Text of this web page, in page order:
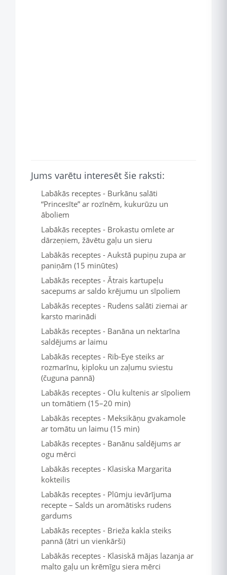
Jums varētu interesēt šie raksti:
Labākās receptes - Burkānu salāti
“Princesīte” ar rozīnēm, kukurūzu un
āboliem
Labākās receptes - Brokastu omlete ar
dārzeņiem, žāvētu gaļu un sieru
Labākās receptes - Aukstā pupiņu zupa ar
paniņām (15 minūtes)
Labākās receptes - Ātrais kartupeļu
sacepums ar saldo krējumu un sīpoliem
Labākās receptes - Rudens salāti ziemai ar
karsto marinādi
Labākās receptes - Banāna un nektarīna
saldējums ar laimu
Labākās receptes - Rib-Eye steiks ar
rozmarīnu, ķiploku un zaļumu sviestu
(čuguna pannā)
Labākās receptes - Olu kultenis ar sīpoliem
un tomātiem (15–20 min)
Labākās receptes - Meksikāņu gvakamole
ar tomātu un laimu (15 min)
Labākās receptes - Banānu saldējums ar
ogu mērci
Labākās receptes - Klasiska Margarita
kokteilis
Labākās receptes - Plūmju ievārījuma
recepte – Salds un aromātisks rudens
gardums
Labākās receptes - Brieža kakla steiks
pannā (ātri un vienkārši)
Labākās receptes - Klasiskā mājas lazanja ar
malto gaļu un krēmīgu siera mērci